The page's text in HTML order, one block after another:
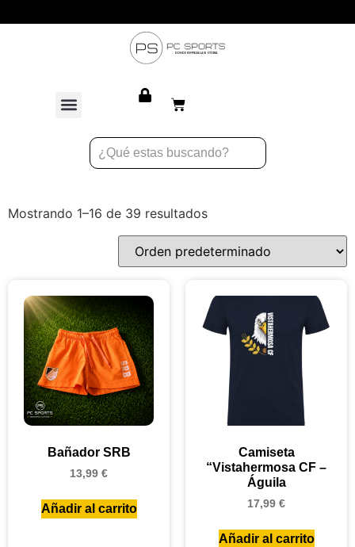
Atención personalizada para equipos
Mostrando 1–16 de 39 resultados
Bañador SRB
13,99 €
Añadir al carrito
Camiseta
“Vistahermosa CF –
Águila
17,99 €
Añadir al carrito